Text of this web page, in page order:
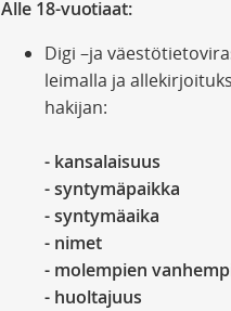
Alle 18-vuotiaat:
Digi –ja
leimalla ja
hakijan:
- kansalaisuus
- syntymäpaikka
- syntymäaika
- nimet
- molempien
- huoltajuus